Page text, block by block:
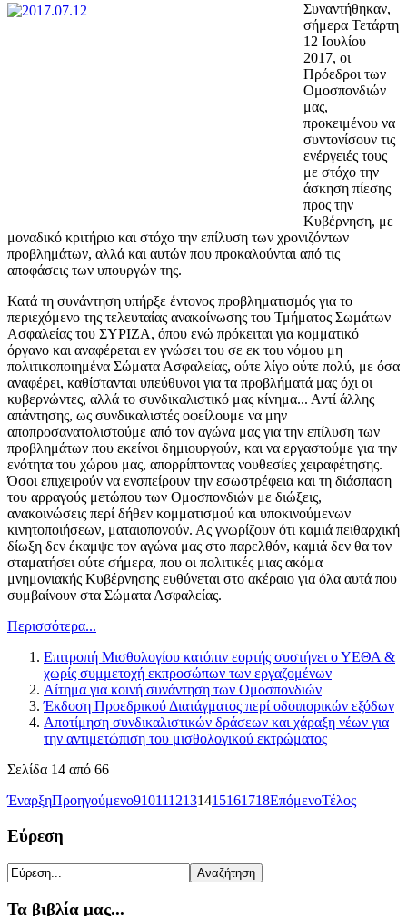
Συναντήθηκαν,
σήμερα Τετάρτη
12 Ιουλίου
2017, οι
Πρόεδροι των
Ομοσπονδιών
μας,
προκειμένου να
συντονίσουν τις
ενέργειές τους
με στόχο την
άσκηση πίεσης
προς την
Κυβέρνηση, με
μοναδικό κριτήριο και στόχο την επίλυση των χρονιζόντων
προβλημάτων, αλλά και αυτών που προκαλούνται από τις
αποφάσεις των υπουργών της.
Κατά τη συνάντηση υπήρξε έντονος προβληματισμός για το
περιεχόμενο της τελευταίας ανακοίνωσης του Τμήματος Σωμάτων
Ασφαλείας του ΣΥΡΙΖΑ, όπου ενώ πρόκειται για κομματικό
όργανο και αναφέρεται εν γνώσει του σε εκ του νόμου μη
πολιτικοποιημένα Σώματα Ασφαλείας, ούτε λίγο ούτε πολύ, με όσα
αναφέρει, καθίστανται υπεύθυνοι για τα προβλήματά μας όχι οι
κυβερνώντες, αλλά το συνδικαλιστικό μας κίνημα... Αντί άλλης
απάντησης, ως συνδικαλιστές οφείλουμε να μην
αποπροσανατολιστούμε από τον αγώνα μας για την επίλυση των
προβλημάτων που εκείνοι δημιουργούν, και να εργαστούμε για την
ενότητα του χώρου μας, απορρίπτοντας νουθεσίες χειραφέτησης.
Όσοι επιχειρούν να ενσπείρουν την εσωστρέφεια και τη διάσπαση
του αρραγούς μετώπου των Ομοσπονδιών με διώξεις,
ανακοινώσεις περί δήθεν κομματισμού και υποκινούμενων
κινητοποιήσεων, ματαιοπονούν. Ας γνωρίζουν ότι καμιά πειθαρχική
δίωξη δεν έκαμψε τον αγώνα μας στο παρελθόν, καμιά δεν θα τον
σταματήσει ούτε σήμερα, που οι πολιτικές μιας ακόμα
μνημονιακής Κυβέρνησης ευθύνεται στο ακέραιο για όλα αυτά που
συμβαίνουν στα Σώματα Ασφαλείας.
Περισσότερα...
Επιτροπή Μισθολογίου κατόπιν εορτής συστήνει ο ΥΕΘΑ &
χωρίς συμμετοχή εκπροσώπων των εργαζομένων
Αίτημα για κοινή συνάντηση των Ομοσπονδιών
Έκδοση Προεδρικού Διατάγματος περί οδοιπορικών εξόδων
Αποτίμηση συνδικαλιστικών δράσεων και χάραξη νέων για
την αντιμετώπιση του μισθολογικού εκτρώματος
Σελίδα 14 από 66
ΈναρξηΠροηγούμενο9101112131415161718ΕπόμενοΤέλος
Εύρεση
Τα βιβλία μας...